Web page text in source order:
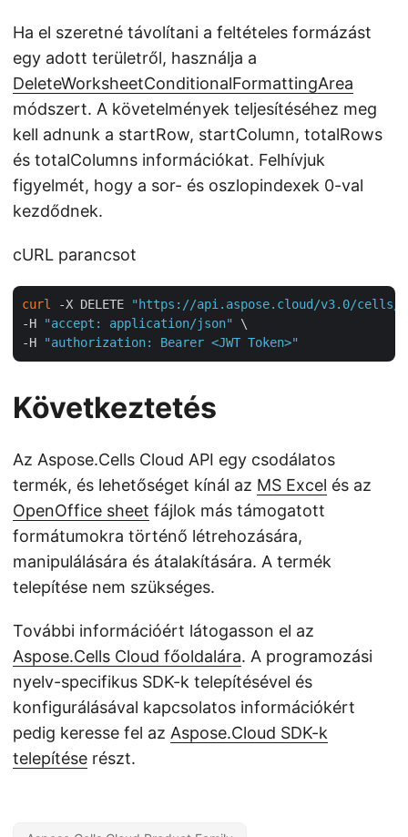
Ha el szeretné távolítani a feltételes formázást
egy adott területről, használja a
DeleteWorksheetConditionalFormattingArea
módszert. A követelmények teljesítéséhez meg
kell adnunk a startRow, startColumn, totalRows
és totalColumns információkat. Felhívjuk
figyelmét, hogy a sor- és oszlopindexek 0-val
kezdődnek.
cURL parancsot
curl -X DELETE
"https://api.aspose.cloud/v3.0/cells/
-H
"accept: application/json"
\
-H
"authorization: Bearer <JWT Token>"
Következtetés
Az Aspose.Cells Cloud API egy csodálatos
termék, és lehetőséget kínál az MS Excel és az
OpenOffice sheet fájlok más támogatott
formátumokra történő létrehozására,
manipulálására és átalakítására. A termék
telepítése nem szükséges.
További információért látogasson el az
Aspose.Cells Cloud főoldalára. A programozási
nyelv-specifikus SDK-k telepítésével és
konfigurálásával kapcsolatos információkért
pedig keresse fel az Aspose.Cloud SDK-k
telepítése részt.